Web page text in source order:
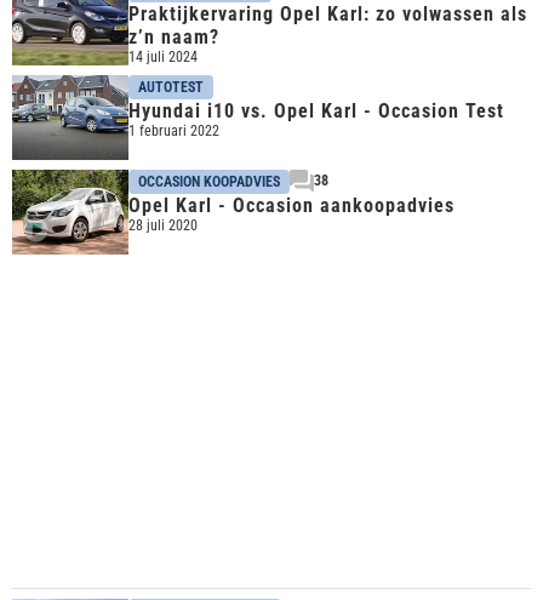
Praktijkervaring Opel Karl: zo volwassen als
z’n naam?
14 juli 2024
AUTOTEST
Hyundai i10 vs. Opel Karl - Occasion Test
1 februari 2022
OCCASION KOOPADVIES 38
Opel Karl - Occasion aankoopadvies
28 juli 2020